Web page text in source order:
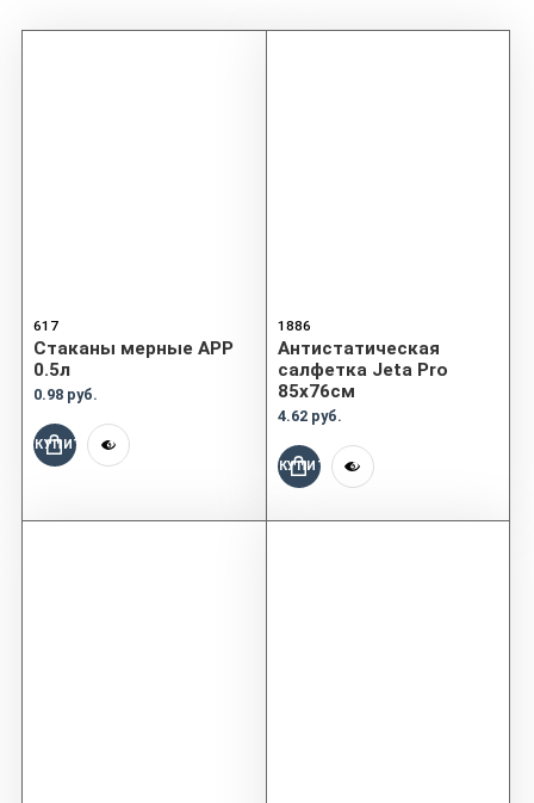
617
Cтаканы мерные APP
0.5л
0.98 руб.
КУПИТЬ
1886
Aнтистатическая
салфетка Jeta Pro
85x76см
4.62 руб.
КУПИТЬ